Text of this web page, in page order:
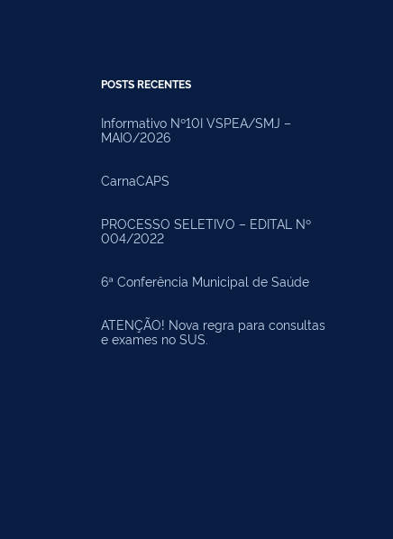
POSTS RECENTES
Informativo Nº10I VSPEA/SMJ –
MAIO/2026
CarnaCAPS
PROCESSO SELETIVO – EDITAL Nº
004/2022
6ª Conferência Municipal de Saúde
ATENÇÃO! Nova regra para consultas
e exames no SUS.